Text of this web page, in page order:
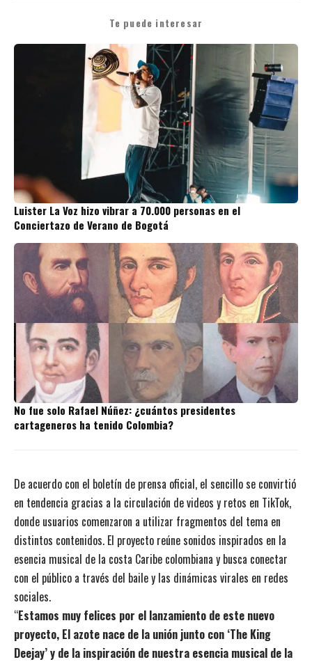
Te puede interesar
Luister La Voz hizo vibrar a 70.000 personas en el
Conciertazo de Verano de Bogotá
No fue solo Rafael Núñez: ¿cuántos presidentes
cartageneros ha tenido Colombia?
De acuerdo con el boletín de prensa oficial, el sencillo se convirtió
en tendencia gracias a la circulación de videos y retos en TikTok,
donde usuarios comenzaron a utilizar fragmentos del tema en
distintos contenidos. El proyecto reúne sonidos inspirados en la
esencia musical de la costa Caribe colombiana y busca conectar
con el público a través del baile y las dinámicas virales en redes
sociales.
“Estamos muy felices por el lanzamiento de este nuevo
proyecto, El azote nace de la unión junto con ‘The King
Deejay’ y de la inspiración de nuestra esencia musical de la